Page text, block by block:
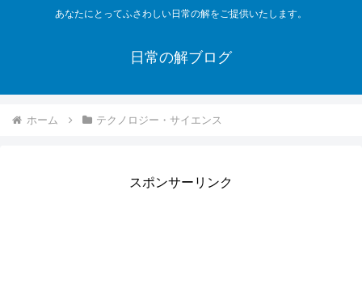
あなたにとってふさわしい日常の解をご提供いたします。
日常の解ブログ
ホーム テクノロジー・サイエンス
スポンサーリンク